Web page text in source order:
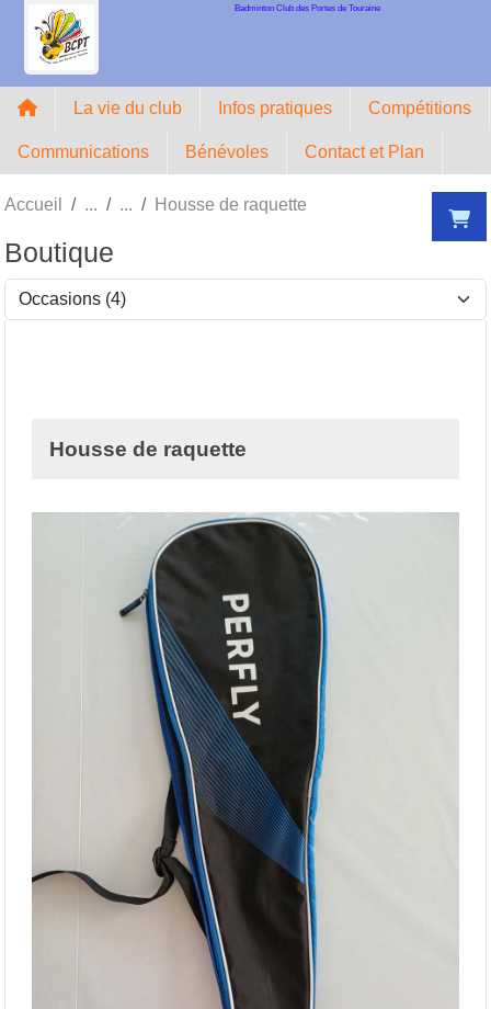
Badminton Club des Portes de Touraine
La vie du club Infos pratiques Compétitions
Communications Bénévoles Contact et Plan
Accueil Housse de raquette
Boutique
Housse de raquette
Panneau de gestion des cookies